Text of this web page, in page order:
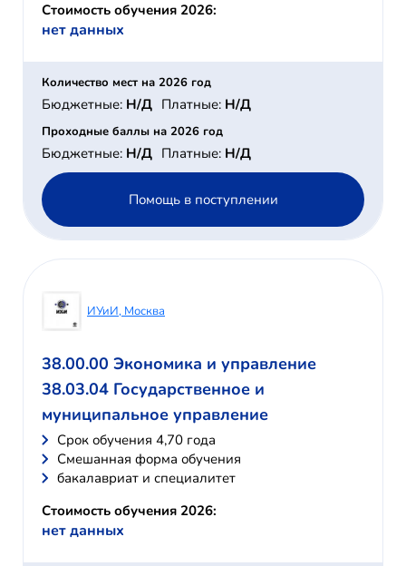
Стоимость обучения 2026:
нет данных
Количество мест на 2026 год
Бюджетные: Н/Д Платные: Н/Д
Проходные баллы на 2026 год
Бюджетные: Н/Д Платные: Н/Д
Помощь в поступлении
ИУиИ, Москва
38.00.00 Экономика и управление
38.03.04 Государственное и
муниципальное управление
Cрок обучения 4,70 года
Смешанная форма обучения
бакалавриат и специалитет
Стоимость обучения 2026:
нет данных